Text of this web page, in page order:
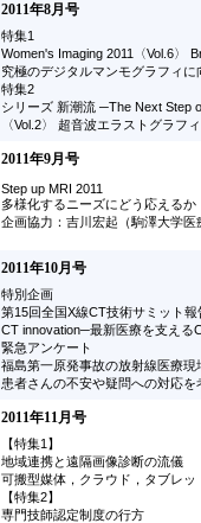
2011年8月号
特集1
Women's Imaging 2011〈Vol.6〉
究極のデジタルマンモグラフィ
特集2
シリーズ 新潮流 ─The Next Step
〈Vol.2〉 超音波エラストグラ
2011年9月号
Step up MRI 2011
多様化するニーズにどう応えるか
企画協力：吉川宏起（駒澤大学
2011年10月号
特別企画
第15回全国X線CT技術サミット報
CT innovation─最新医療を支える
緊急アンケート
福島第一原発事故の放射線医療現
患者さんの不安や疑問への対応を
2011年11月号
【特集1】
地域連携と遠隔画像診断の流儀
可搬型媒体，クラウド，タブレ
【特集2】
専門技師認定制度の行方